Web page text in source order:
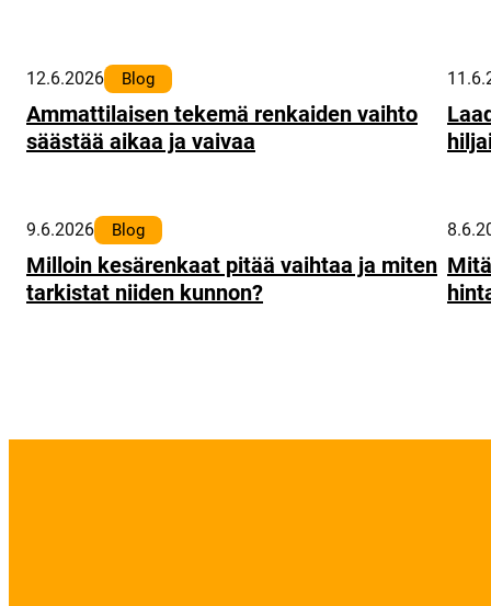
12.6.2026 Blog
Ammattilaisen tekemä renkaiden vaihto
säästää aikaa ja vaivaa
9.6.2026 Blog
Milloin kesärenkaat pitää vaihtaa ja miten
tarkistat niiden kunnon?